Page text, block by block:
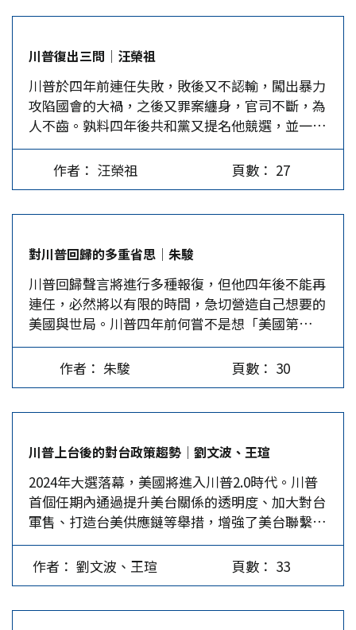
孫」，從520演講到雙十講稿都明明是在炒作「兩
國論」，卻用中華民國當防彈衣。可惜由於歷史課
綱已全面「去中國化」，高中生無法瞭解兩岸分隔
的原因及當前形勢，加上賴清德親自去割韮菜、拉
選票，學生當然無法弄清楚歷史真相與現實環境。
…
意：一是台海政策主軸基本上與其第一任期差別不
大，仍然會以對華競爭與遏制為主，打「台灣牌」
的可能性極高；二是他的政策基本上還是關注貿易
逆差問題；對華關稅及高科技限制仍是他的主要手
段；三是他對台灣的認知並非基於西方所謂的民
主、自由等普世價值，而是基於利益博弈的視角。
兩岸關係發展面臨風險…
森，當選第24屆總統）。川普拿下7個搖擺州，其
中包括民主黨的「藍牆」（賓州、密西根、威斯康
辛）以及北卡羅萊納、喬治亞、亞利桑那和內華
達。由於戰況慘烈，兩黨都砸下數十億美元的廣告
宣傳。人們稱川普勝選為「歷史性的回歸」，而賀
錦麗的敗選則為「耗費10億的災難」。此外，參議
院共和黨以53對46席；眾議院共和黨以220對212
席勝出。共和黨還在全美50個州的31個州贏得多
滿意，他認為這一次選舉是他表現最好的一次。
川普在競選期間兩次遭到暗殺未遂，勝選後，他說
「上帝放過我是有原因的，要我拯救我們的國家，
重建美國的偉大」。川普贏得共和黨歷史上最高的
普選票，因此可以說他獲得人民充分的授權。川普
說他要為美國人民而戰，日復一日不會休息，直到
交給孩子們強大、安全且繁榮的美國。 遣返非法
移民 川普對第二任期充滿使命感，選舉結果又讓
承諾，將啟動大規模驅逐無證移民。賀錦麗受拜登
之託負責監管南部邊境但成效不彰，川普認為這是
他擊敗賀錦麗的主要因素之一。據國土安全部2022
年的估計，無證非法移民約有1,100萬人，川普認
為要對付的可能多達2,000萬人。他提出要創建
「史上最大規模的遣返計畫」，每年遣返數百萬
人。由於移民局人手有限，他打算宣布進入國家緊
急狀態，動用國民警衛隊和員警力量來執行。「美
川普復出三問│汪榮祖
川普於四年前連任失敗，敗後又不認輸，闖出暴力
攻陷國會的大禍，之後又罪案纏身，官司不斷，為
人不齒。孰料四年後共和黨又提名他競選，並一舉
大勝，入主白宮，而且掌握兩院多數。罪人成為英
雄，何故？絕非「斯人不出奈蒼生何」，論者以後
知之明衆説紛紜，姑妄聽之，毋庸贅述。重要的是
「美國再次偉大」是八年前川普喊的口號，如今又
舊調重彈，不悟此話隱含美國已不偉大了，所以要
再次偉大。然而，八年於茲，偉大的起步並未呈
現，川普怪罪拜登四年胡搞，但他那四年也乏善可
陳。再給他四年，美利堅就會偉大起來？不可能
吧！最糟糕的是，川普自以為是，不論敵友羊毛照
刮不誤。當多國獲知川普勝選，立即引起對經濟前
景的焦慮，對重啟高關稅的疑慮，以及對美國在國
國之外，日本與印度也都是順差國，所以都在徵關
稅之列，不惜對亞洲的新興市場高舉關稅大棒，即
使盟邦如加拿大與歐盟也都要祭出報復性的關稅。
川普的2.0保護政策，有意改變與其他經濟體的關
係，勢必會終結「後冷戰」時代的公開市場模式，
加劇中美貿易戰，以及破壞環球經濟的穩定。川普
以為關稅可以保障美國人的工作機會，重振國內製
造業，減少對進口貨的依賴，但他忽視了高關稅也
作者： 汪榮祖 頁數： 27
對川普回歸的多重省思│朱駿
川普回歸聲言將進行多種報復，但他四年後不能再
連任，必然將以有限的時間，急切營造自己想要的
美國與世局。川普四年前何嘗不是想「美國第
一」、「使美國再度偉大」，但以慘敗收場，拜登
四年後亦敗，問題可能出在美國的發展模式已經落
伍，四年後共和黨會不會步上今日民主黨之後塵？
素來喜於打破常軌，令人難以捉摸的囂張性格在第
二任必然更加使勁揮灑。然而，歲月不饒人，美國
之大非一人所能獨治，未來如何尚在未定之天，別
忘了四年前他是如何慘敗的。江山易改，本性難
移，歷史不會重演，但不排除結果會類似。對我們
而言，最關注的當然是他對兩岸的影響。 圍堵中
國大陸不變 大國都有向外延伸實力的需求與慣
性，中美兩國皆然，自今以往只要兩國不出特殊意
作者： 朱駿 頁數： 30
川普上台後的對台政策趨勢│劉文波、王瑄
2024年大選落幕，美國將進入川普2.0時代。川普
首個任期內通過提升美台關係的透明度、加大對台
軍售、打造台美供應鏈等舉措，增強了美台聯繫，
加劇了台海緊張局勢，並對中美關係構成巨大衝
擊。這次大選期間，川普進一步要求台灣承擔更多
軍費，同時批評台灣晶片產業掠奪了美國資源。川
作者： 劉文波、王瑄 頁數： 33